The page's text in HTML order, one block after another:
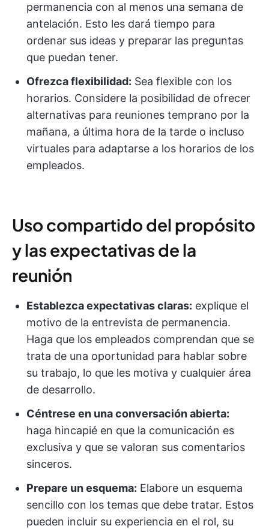
permanencia con al menos una semana de
antelación. Esto les dará tiempo para
ordenar sus ideas y preparar las preguntas
que puedan tener.
Ofrezca flexibilidad: Sea flexible con los
horarios. Considere la posibilidad de ofrecer
alternativas para reuniones temprano por la
mañana, a última hora de la tarde o incluso
virtuales para adaptarse a los horarios de los
empleados.
Uso compartido del propósito
y las expectativas de la
reunión
Establezca expectativas claras: explique el
motivo de la entrevista de permanencia.
Haga que los empleados comprendan que se
trata de una oportunidad para hablar sobre
su trabajo, lo que les motiva y cualquier área
de desarrollo.
Céntrese en una conversación abierta:
haga hincapié en que la comunicación es
exclusiva y que se valoran sus comentarios
sinceros.
Prepare un esquema: Elabore un esquema
sencillo con los temas que debe tratar. Estos
pueden incluir su experiencia en el rol, su